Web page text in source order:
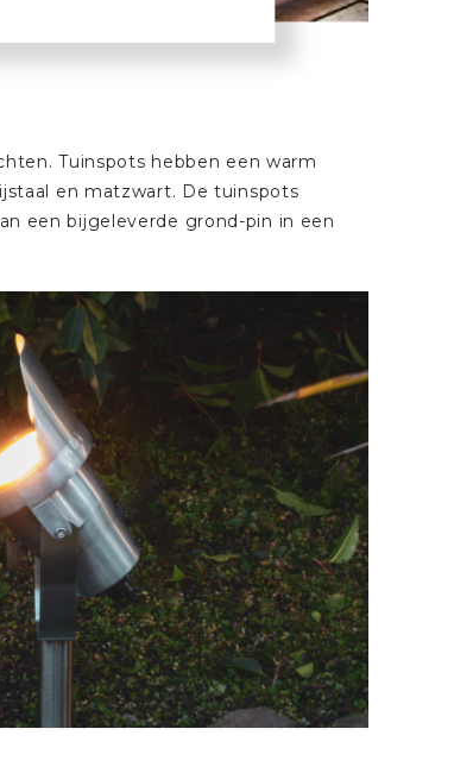
Tuinspots hebben een warm
en matzwart. De tuinspots
een bijgeleverde grond-pin in een